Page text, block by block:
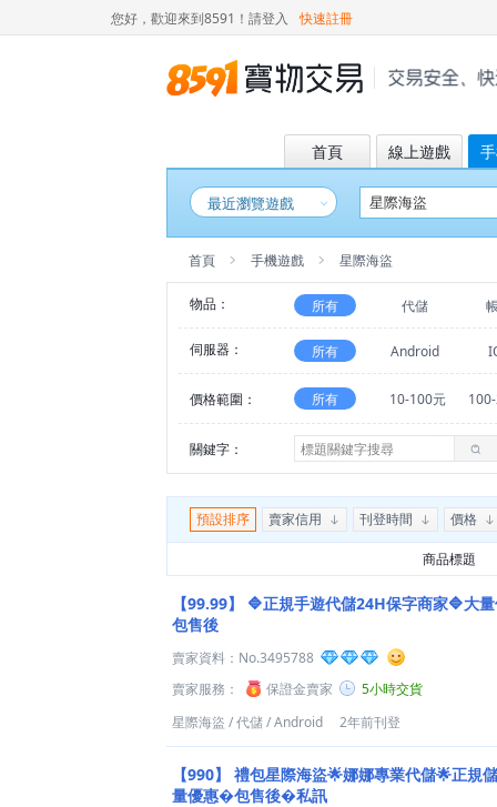
您好，歡迎來到8591！ 請登入 快速註冊
首頁 線上遊戲
最近瀏覽遊戲
首頁 手機遊戲 星際海盜
物品： 所有 代儲
伺服器： 所有 Android
價格範圍： 所有 10-100元
關鍵字：
預設排序 賣家信用 刊登時間 價格
商品標題
【99.99】
🔷正規手遊代儲24H️保字商家🔷大
包售後
賣家資料： No.3495788
賣家服務：
保證金賣家
5小時交貨
星際海盜 /代儲/Android 2年前刊登
【990】
禮包星際海盜🌟娜娜專業代儲🌟正規
量優惠�包售後�私訊